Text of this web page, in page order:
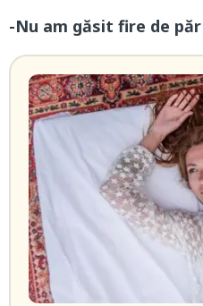
-Nu am găsit fire de